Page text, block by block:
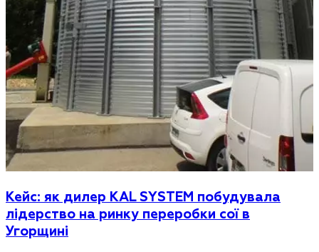
Кейс: як дилер KAL SYSTEM побудувала
лідерство на ринку переробки сої в
Угорщині